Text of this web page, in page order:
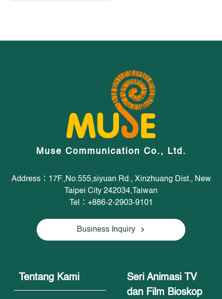
Muse Communication Co., Ltd.
Address：17F.,No.555,siyuan Rd., Xinzhuang Dist., New
Taipei City 242034,Taiwan
Tel：+886-2-2903-9101
Business Inquiry
Tentang Kami
Seri Animasi TV
dan Film Bioskop